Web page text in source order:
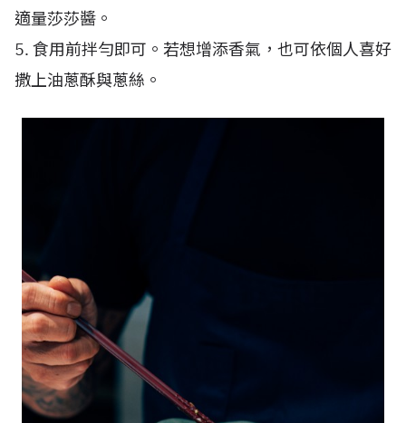
適量莎莎醬。
5. 食用前拌勻即可。若想增添香氣，也可依個人喜好
撒上油蔥酥與蔥絲。